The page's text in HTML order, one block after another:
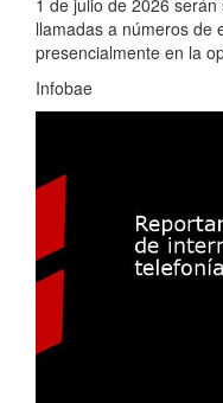
llamadas a números de
presencialmente en la
Infobae